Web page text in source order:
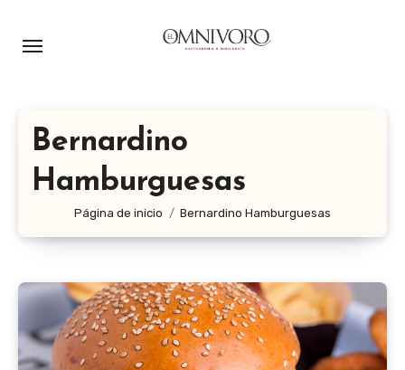
Bernardino
Hamburguesas
Página de inicio Bernardino Hamburguesas